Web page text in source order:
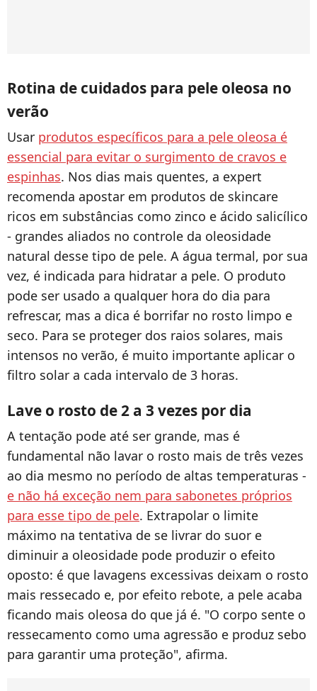
Rotina de cuidados para pele oleosa no
verão
Usar produtos específicos para a pele oleosa é
essencial para evitar o surgimento de cravos e
espinhas. Nos dias mais quentes, a expert
recomenda apostar em produtos de skincare
ricos em substâncias como zinco e ácido salicílico
- grandes aliados no controle da oleosidade
natural desse tipo de pele. A água termal, por sua
vez, é indicada para hidratar a pele. O produto
pode ser usado a qualquer hora do dia para
refrescar, mas a dica é borrifar no rosto limpo e
seco. Para se proteger dos raios solares, mais
intensos no verão, é muito importante aplicar o
filtro solar a cada intervalo de 3 horas.
Lave o rosto de 2 a 3 vezes por dia
A tentação pode até ser grande, mas é
fundamental não lavar o rosto mais de três vezes
ao dia mesmo no período de altas temperaturas -
e não há exceção nem para sabonetes próprios
para esse tipo de pele. Extrapolar o limite
máximo na tentativa de se livrar do suor e
diminuir a oleosidade pode produzir o efeito
oposto: é que lavagens excessivas deixam o rosto
mais ressecado e, por efeito rebote, a pele acaba
ficando mais oleosa do que já é. "O corpo sente o
ressecamento como uma agressão e produz sebo
para garantir uma proteção", afirma.